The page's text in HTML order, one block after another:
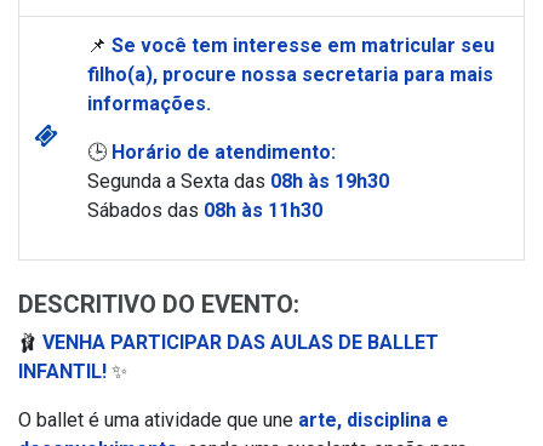
📌 Se você tem interesse em matricular seu
filho(a), procure nossa secretaria para mais
informações.
🕒 Horário de atendimento:
Segunda a Sexta das 08h às 19h30
Sábados das 08h às 11h30
DESCRITIVO DO EVENTO:
🩰 VENHA PARTICIPAR DAS AULAS DE BALLET
INFANTIL! ✨
O ballet é uma atividade que une arte, disciplina e